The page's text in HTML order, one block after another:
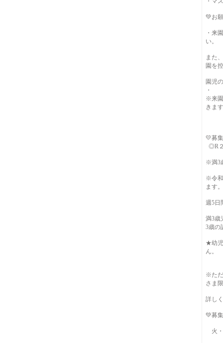
💚お
・来
い。
また
園を
園児
・
※来園
きま
💛募
◎R
※満3
※令和
ます
週5日
満3歳
3歳の
★幼児
ん。
※ただ
さま
詳し
💚募
火